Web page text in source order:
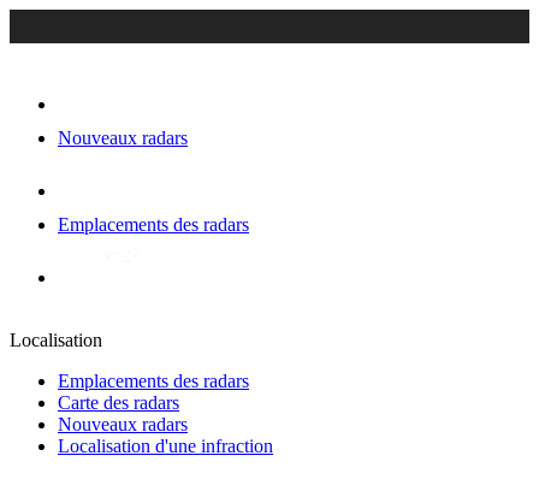
Nouveaux radars
Emplacements des radars
Localisation
Emplacements des radars
Carte des radars
Nouveaux radars
Localisation d'une infraction